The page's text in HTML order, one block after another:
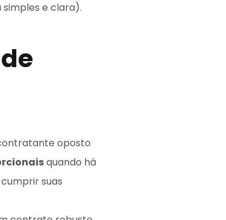
e clara).
oposto
quando há
suas